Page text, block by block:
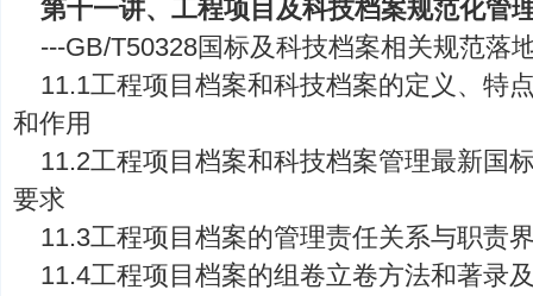
第十一讲、工程项目及科技档案规范化管
---GB/T50328国标及科技档案相关规范落
11.1工程项目档案和科技档案的定义、特
和作用
11.2工程项目档案和科技档案管理最新国
要求
11.3工程项目档案的管理责任关系与职责
11.4工程项目档案的组卷立卷方法和著录